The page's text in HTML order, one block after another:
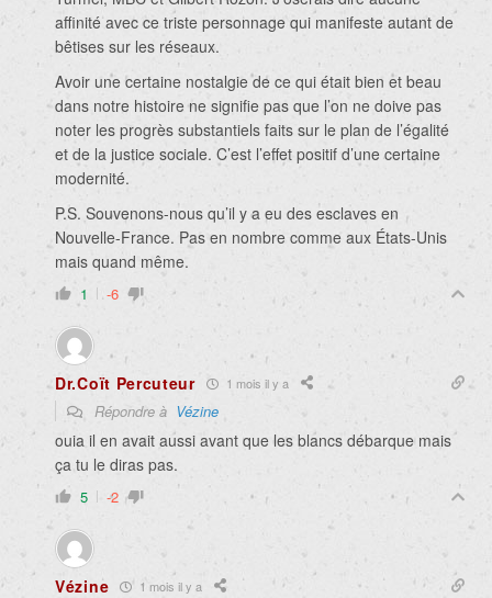
affinité avec ce triste personnage qui manifeste autant de
bêtises sur les réseaux.
Avoir une certaine nostalgie de ce qui était bien et beau
dans notre histoire ne signifie pas que l’on ne doive pas
noter les progrès substantiels faits sur le plan de l’égalité
et de la justice sociale. C’est l’effet positif d’une certaine
modernité.
P.S. Souvenons-nous qu’il y a eu des esclaves en
Nouvelle-France. Pas en nombre comme aux États-Unis
mais quand même.
1 -6
Dr.Coït Percuteur 1 mois il y a
Répondre à Vézine
ouia il en avait aussi avant que les blancs débarque mais
ça tu le diras pas.
5 -2
Vézine 1 mois il y a